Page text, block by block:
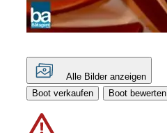
Alle Bilder anzeigen
Boot verkaufen
Boot bewerten